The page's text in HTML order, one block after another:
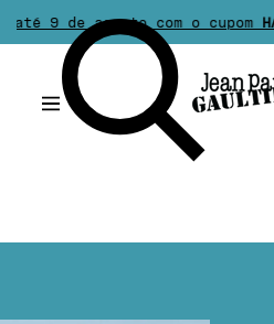
com o cupomHAPPYDAD.>>